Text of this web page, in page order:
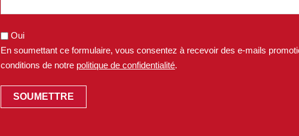
Oui
En soumettant ce formulaire, vous consentez à recevoir des e-mails
conditions de notre politique de confidentialité.